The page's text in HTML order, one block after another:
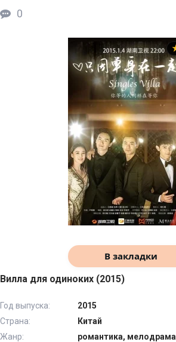
0
В закладки
Вилла для одиноких (2015)
Год выпуска:
2015
Страна:
Китай
Жанр:
романтика, мелодрама